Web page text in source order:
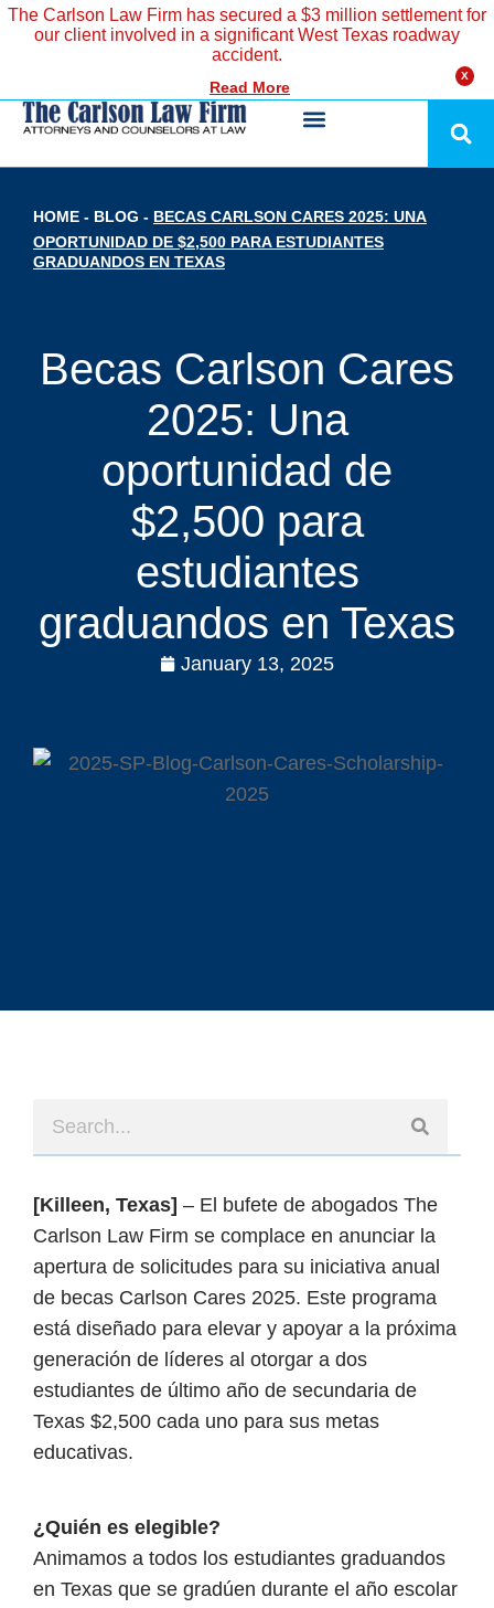
X
The Carlson Law Firm has secured a $3 million settlement for
our client involved in a significant West Texas roadway
accident.
Read More
HOME - BLOG - BECAS CARLSON CARES 2025: UNA
OPORTUNIDAD DE $2,500 PARA ESTUDIANTES
GRADUANDOS EN TEXAS
Becas Carlson Cares
2025: Una
oportunidad de
$2,500 para
estudiantes
graduandos en Texas
January 13, 2025
[Killeen, Texas] – El bufete de abogados The
Carlson Law Firm se complace en anunciar la
apertura de solicitudes para su iniciativa anual
de becas Carlson Cares 2025. Este programa
está diseñado para elevar y apoyar a la próxima
generación de líderes al otorgar a dos
estudiantes de último año de secundaria de
Texas $2,500 cada uno para sus metas
educativas.
¿Quién es elegible?
Animamos a todos los estudiantes graduandos
en Texas que se gradúen durante el año escolar